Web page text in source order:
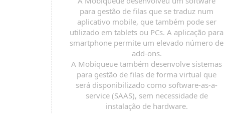
para gestão de filas que se traduz num
aplicativo mobile, que também pode ser
utilizado em tablets ou PCs. A aplicação para
smartphone permite um elevado número de
add-ons.
A Mobiqueue também desenvolve sistemas
para gestão de filas de forma virtual que
será disponibilizado como software-as-a-
service (SAAS), sem necessidade de
instalação de hardware.